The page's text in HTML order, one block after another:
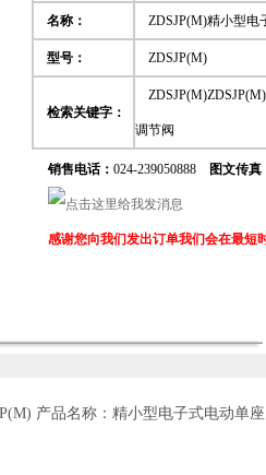
名称： ZDSJP(M)精小型电
型号： ZDSJP(M)
检索关键字：
调节阀
销售电话： 024-239050888 图文传真
感谢您向我们发出订单我们会在最短
产品名称：精小型电子式电动单